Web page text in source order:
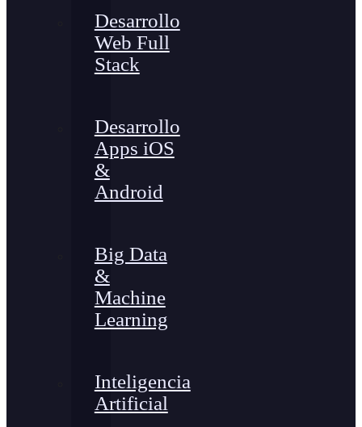
Desarrollo
Web Full
Stack
Desarrollo
Apps iOS
&
Android
Big Data
&
Machine
Learning
Inteligencia
Artificial